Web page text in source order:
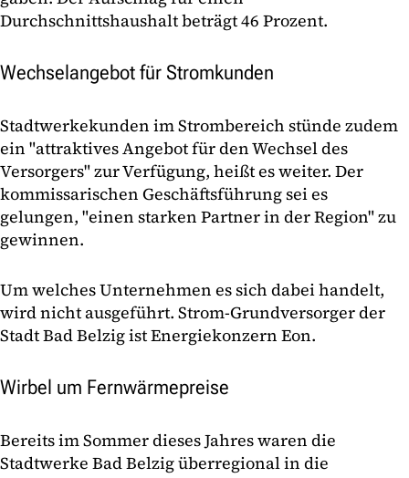
Durchschnittshaushalt beträgt 46 Prozent.
Wechselangebot für Stromkunden
Stadtwerkekunden im Strombereich stünde zudem
ein "attraktives Angebot für den Wechsel des
Versorgers" zur Verfügung, heißt es weiter. Der
kommissarischen Geschäftsführung sei es
gelungen, "einen starken Partner in der Region" zu
gewinnen.
Um welches Unternehmen es sich dabei handelt,
wird nicht ausgeführt. Strom-Grundversorger der
Stadt Bad Belzig ist Energiekonzern Eon.
Wirbel um Fernwärmepreise
Bereits im Sommer dieses Jahres waren die
Stadtwerke Bad Belzig überregional in die